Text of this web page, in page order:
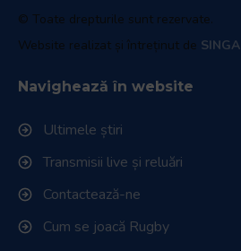
© Toate drepturile sunt rezervate.
Website realizat și întreținut de SINGA
Navighează în website
Ultimele știri
Transmisii live și reluări
Contactează-ne
Cum se joacă Rugby